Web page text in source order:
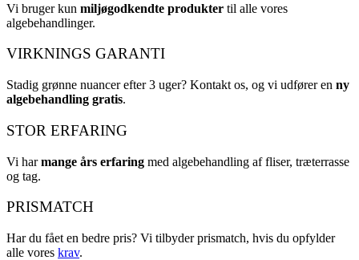
Vi bruger kun miljøgodkendte produkter til alle vores
algebehandlinger.
VIRKNINGS GARANTI
Stadig grønne nuancer efter 3 uger? Kontakt os, og vi udfører en ny
algebehandling gratis.
STOR ERFARING
Vi harmange års erfaring med algebehandling af fliser, træterrasse
og tag.
PRISMATCH
Har du fået en bedre pris? Vi tilbyder prismatch, hvis du opfylder
alle vores krav.